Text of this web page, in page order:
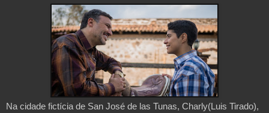
Na cidade fictícia de San José de las Tunas, Charly(Luis Tirado),